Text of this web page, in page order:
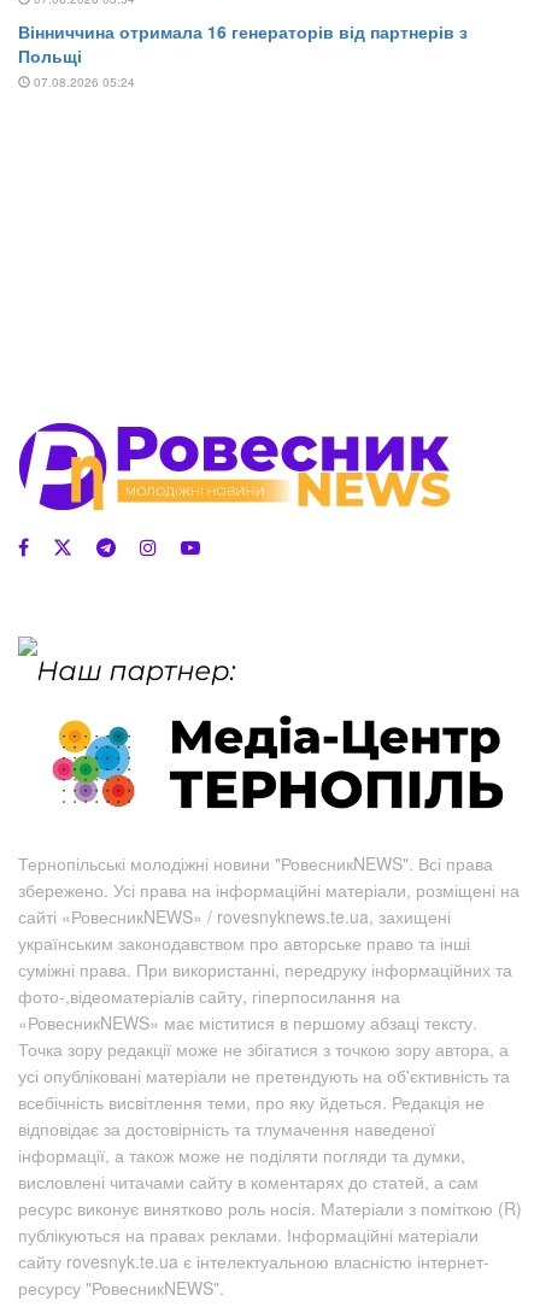
Тернопільські молодіжні новини "РовесникNEWS". Всі права
збережено. Усі права на інформаційні матеріали, розміщені на
сайті «РовесникNEWS» / rovesnyknews.te.ua, захищені
українським законодавством про авторське право та інші
суміжні права. При використанні, передруку інформаційних та
фото-,відеоматеріалів сайту, гіперпосилання на
«РовесникNEWS» має міститися в першому абзаці тексту.
Точка зору редакції може не збігатися з точкою зору автора, а
усі опубліковані матеріали не претендують на об'єктивність та
всебічність висвітлення теми, про яку йдеться. Редакція не
відповідає за достовірність та тлумачення наведеної
інформації, а також може не поділяти погляди та думки,
висловлені читачами сайту в коментарях до статей, а сам
ресурс виконує винятково роль носія. Матеріали з поміткою (R)
публікуються на правах реклами. Інформаційні матеріали
сайту rovesnyk.te.ua є інтелектуальною власністю інтернет-
ресурсу "РовесникNEWS".